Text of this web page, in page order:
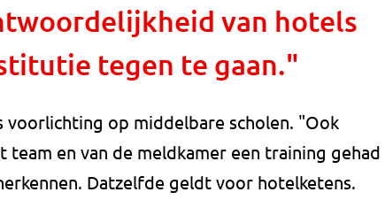
van hotels
tegen te gaan."
voorlichting op middelbare scholen. "Ook
team en van de meldkamer een training gehad
Datzelfde geldt voor hotelketens.